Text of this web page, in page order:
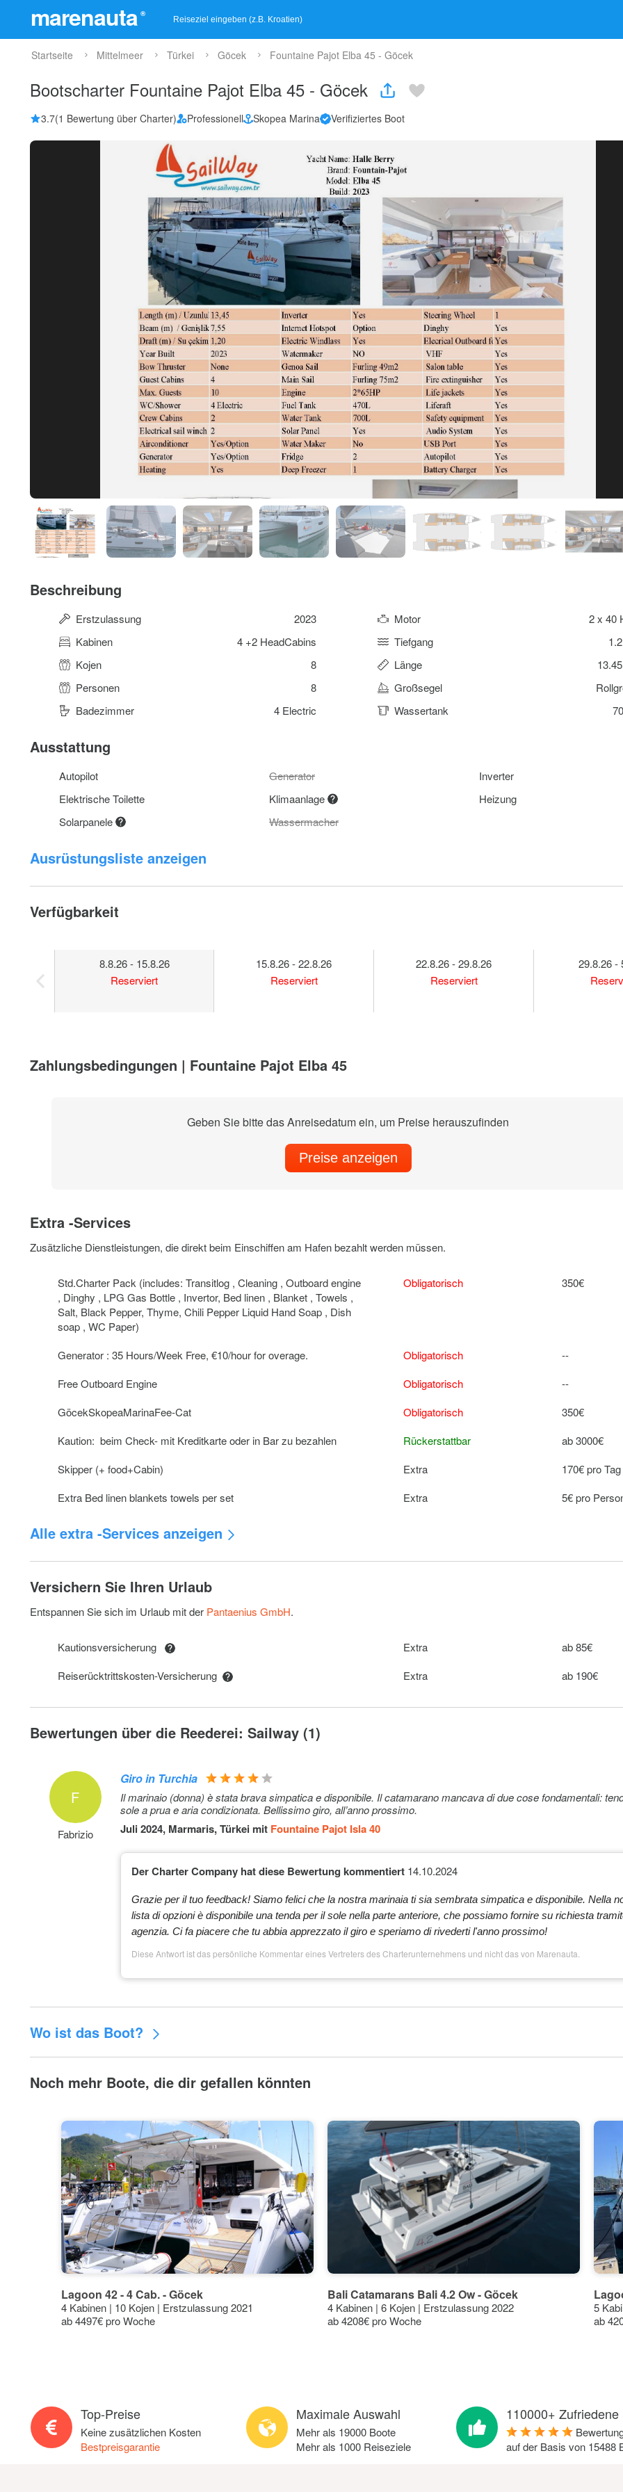
marenauta ®
Startseite Mittelmeer Türkei Göcek Fountaine Pajot Elba 45 - Göcek
Bootscharter Fountaine Pajot Elba 45 - Göcek
3.7(1 Bewertung über Charter) Professionell Skopea Marina Verifiziertes Boot
Beschreibung
Erstzulassung 2023 Motor
2 x 40
Kabinen
4 +2 HeadCabins Tiefgang
Kojen
8 Länge
Personen
8 Großsegel
Badezimmer
4 Electric Wassertank
Ausstattung
Autopilot Generator
Inverter
Elektrische Toilette
Klimaanlage
Heizung
Solarpanele
Wassermacher
Ausrüstungsliste anzeigen
Verfügbarkeit
8.8.26 - 15.8.26
Reserviert
15.8.26 - 22.8.26
Reserviert
22.8.26 - 29.8.26
Reserviert
29.8.26 -
Zahlungsbedingungen | Fountaine Pajot Elba 45
Geben Sie bitte das Anreisedatum ein, um Preise herauszufinden
Preise anzeigen
Extra -Services
Zusätzliche Dienstleistungen, die direkt beim Einschiffen am Hafen bezahlt werden müssen.
Std.Charter Pack (includes: Transitlog , Cleaning , Outboard engine
, Dinghy , LPG Gas Bottle , Invertor, Bed linen , Blanket , Towels ,
Salt, Black Pepper, Thyme, Chili Pepper Liquid Hand Soap , Dish
soap , WC Paper)
Obligatorisch 350€
Generator : 35 Hours/Week Free, €10/hour for overage. Obligatorisch
--
Free Outboard Engine
Obligatorisch
--
GöcekSkopeaMarinaFee-Cat
Obligatorisch
350€
Kaution: beim Check- mit Kreditkarte oder in Bar zu bezahlen
Rückerstattbar
ab 3000€
Skipper (+ food+Cabin)
Extra
170€ pro Tag
Extra Bed linen blankets towels per set
Extra 5€ pro
Alle extra -Services anzeigen
Espresso Machine with a MilkTank Extra
70€
Airport Transfer (Dalaman Airport-AdaköyMarmaris) One Way -
Max 6 pax
Max 10 pax
AbroadTransitLog&TurkishCustoms clearance
Extra
220€
Wifi Station (unlimited)
Deposit Fee (For€3500Deposit)(+€1225RefundableDeposit)
Extra
525€
Airport Transfer (Bodrum Airport-AdaköyMarmaris) One Way -
Extra
Extra
100€ pro
Outboard engine
Extra
--
Sunshade/Awning
Extra
40€ pro
Airport Transfer (Antalya Airport-AdaköyMarmaris) One Way - Max
Extra 330€
Airport Transfer (Bodrum Airport-AdaköyMarmaris) One Way -
Gennaker / (600,00 € CashDeposit) Extra
350€ pro
Hostes(+Cabin+Food)
Extra
1190€
One Way Marmaris-Fethiye/Orhaniye + MarinaFee
Extra
400€
One Way Marmaris-Kas/Kalkan Yada Bodrum + MarinaFee
Extra
Dalaman - Marina - Dalaman VIP Transfer
Extra
Small Party Speaker
Extra
Versichern Sie Ihren Urlaub
Entspannen Sie sich im Urlaub mit der Pantaenius GmbH.
Kautionsversicherung Extra
ab 85€
Reiserücktrittskosten-Versicherung
Extra ab 190€
Bewertungen über die Reederei: Sailway (1)
F
Fabrizio
Giro in Turchia
Il marinaio (donna) è stata brava simpatica e disponibile. Il catamarano mancava di due cose fondamentali:
sole a prua e aria condizionata. Bellissimo giro, all’anno prossimo.
Juli 2024, Marmaris, Türkei mit Fountaine Pajot Isla 40
Der Charter Company hat diese Bewertung kommentiert 14.10.2024
Grazie per il tuo feedback! Siamo felici che la nostra marinaia ti sia sembrata simpatica e disponibile. Nella
lista di opzioni è disponibile una tenda per il sole nella parte anteriore, che possiamo fornire su richiesta
agenzia. Ci fa piacere che tu abbia apprezzato il giro e speriamo di rivederti l'anno prossimo!
Diese Antwort ist das persönliche Kommentar eines Vertreters des Charterunternehmens und nicht das von Marenauta.
Wo ist das Boot?
Noch mehr Boote, die dir gefallen könnten
Lagoon 42 - 4 Cab. - Göcek
4 Kabinen | 10 Kojen | Erstzulassung 2021
ab 4497€ pro Woche
Bali Catamarans Bali 4.2 Ow - Göcek
4 Kabinen | 6 Kojen | Erstzulassung 2022
ab 4208€ pro Woche
5
ab
Top-Preise
Keine zusätzlichen Kosten
Bestpreisgarantie
Maximale Auswahl
Mehr als 19000 Boote
Mehr als 1000 Reiseziele
110000+ Zufriedene
auf der Basis von 15488